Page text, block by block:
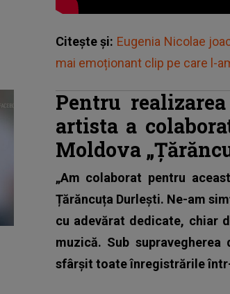
Citește și: Eugenia Nicolae
mai emoționant clip pe care l-
Pentru
artista a
Moldova
„Am colaborat pentru
Țărăncuța Durlești. Ne-am
cu adevărat dedicate, chiar
muzică. Sub
sfârșit toate înregistrările